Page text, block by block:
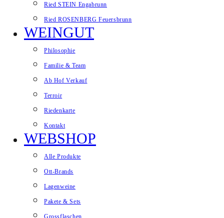
Ried STEIN Engabrunn
Ried ROSENBERG Feuersbrunn
WEINGUT
Philosophie
Familie & Team
Ab Hof Verkauf
Terroir
Riedenkarte
Kontakt
WEBSHOP
Alle Produkte
Ott-Brands
Lagenweine
Pakete & Sets
Grossflaschen